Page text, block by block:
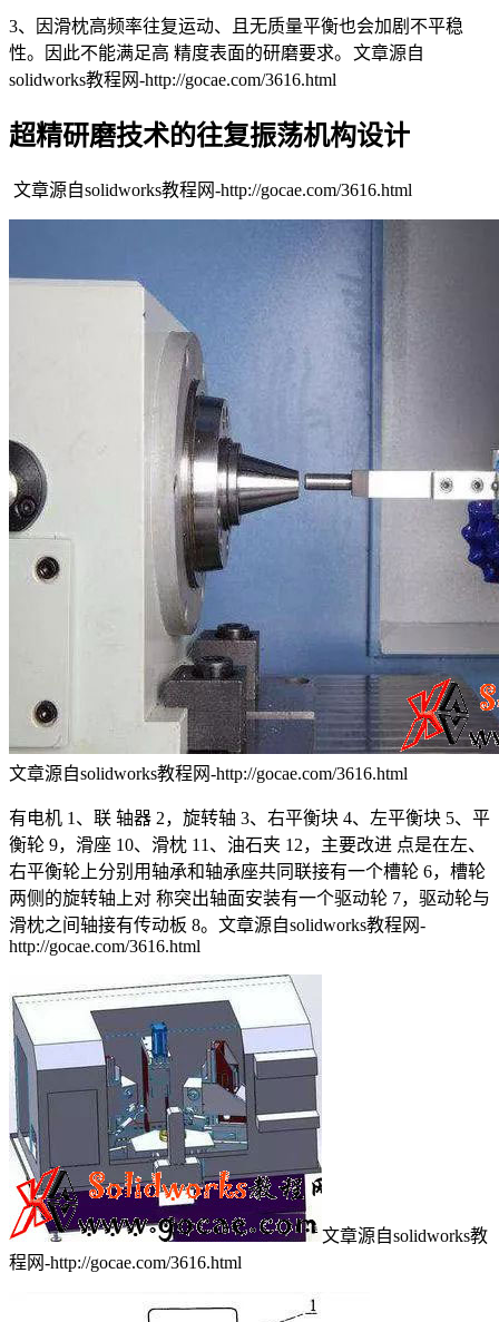
3、因滑枕高频率往复运动、且无质量平衡也会加剧不平稳
性。因此不能满足高 精度表面的研磨要求。 文章源自
solidworks教程网-http://gocae.com/3616.html
超精研磨技术的往复振荡机构设计
文章源自solidworks教程网-http://gocae.com/3616.html
文章源自solidworks教程网-http://gocae.com/3616.html
有电机 1、联 轴器 2，旋转轴 3、右平衡块 4、左平衡块 5、平
衡轮 9，滑座 10、滑枕 11、油石夹 12，主要改进 点是在左、
右平衡轮上分别用轴承和轴承座共同联接有一个槽轮 6，槽轮
两侧的旋转轴上对 称突出轴面安装有一个驱动轮 7，驱动轮与
滑枕之间轴接有传动板 8。 文章源自solidworks教程网-
http://gocae.com/3616.html
文章源自solidworks教
程网-http://gocae.com/3616.html